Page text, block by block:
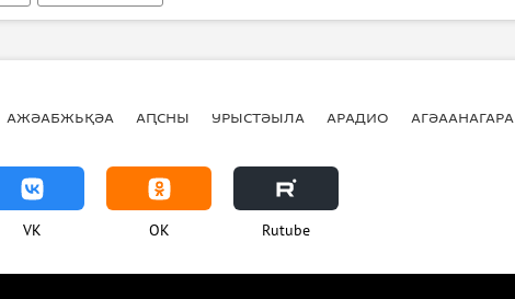
АЖӘАБЖЬҚӘА АԤСНЫ УРЫСТӘЫЛА АРАДИО АГӘААНАГАРА
VK OK Rutube